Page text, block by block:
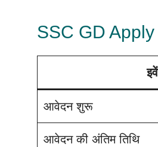
SSC GD Apply
आवेदन शुरू
आवेदन की अंतिम तिथि